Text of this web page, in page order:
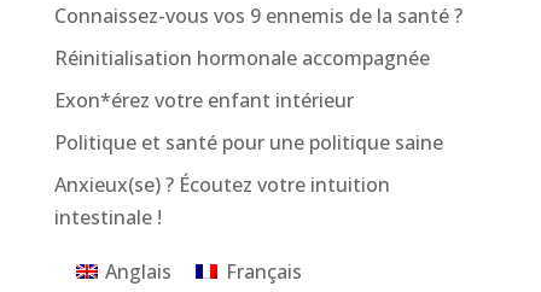
Connaissez-vous vos 9 ennemis de la santé ?
Réinitialisation hormonale accompagnée
Exon*érez votre enfant intérieur
Politique et santé pour une politique saine
Anxieux(se) ? Écoutez votre intuition
intestinale !
Anglais Français